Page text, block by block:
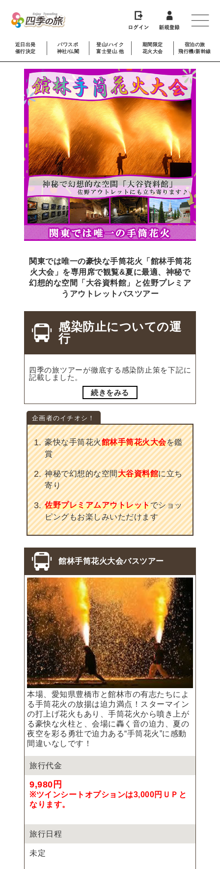
近日出発
催行決定
パワスポ
神社/仏閣
登山/ハイク
富士登山.他
期間限定
花火大会
宿泊の旅
飛行機/新幹線
関東では唯一の豪快な手筒花火「館林手筒花
火大会」を専用席で観覧&夏に最適、神秘で
幻想的な空間「大谷資料館」と佐野プレミア
うアウトレットバスツアー
感染防止についての運
行
四季の旅ツアーが徹底する感染防止策を下記に
記載しました。
続きをみる
コチラ
豪快な手筒花火館林手筒花火大会を鑑
賞
神秘で幻想的な空間大谷資料館に立ち
寄り
佐野プレミアムアウトレットでショッ
ピングもお楽しみいただけます
館林手筒花火大会バスツアー
本場、愛知県豊橋市と館林市の有志たちによ
る手筒花火の放揚は迫力満点！スターマイン
の打上げ花火もあり、手筒花火から噴き上が
る豪快な火柱と、会場に轟く音の迫力、夏の
夜空を彩る勇壮で迫力ある“手筒花火”に感動
間違いなしです！
旅行代金
9,980円
※ツインシートオプションは3,000円ＵＰと
なります。
旅行日程
未定